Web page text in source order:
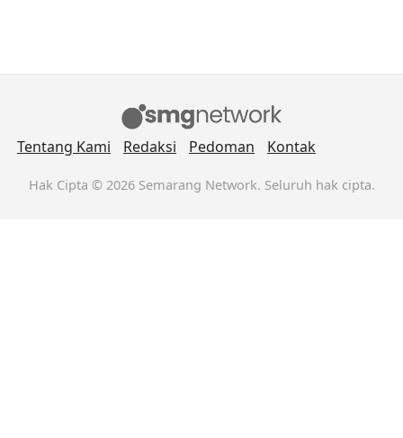
Tentang Kami Redaksi Pedoman Kontak
Hak Cipta © 2026 Semarang Network. Seluruh hak cipta.